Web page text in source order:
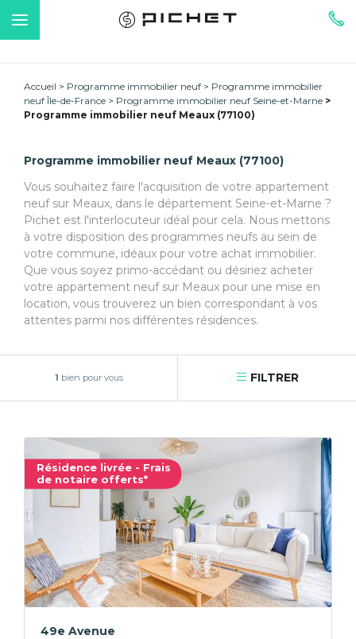
Accueil Programme immobilier neuf
Programme immobilier
neuf Île-de-France
Programme immobilier neuf Seine-et-Marne
Programme immobilier neuf Meaux (77100)
Programme immobilier neuf Meaux (77100)
Vous souhaitez faire l'acquisition de votre appartement
neuf sur Meaux, dans le département Seine-et-Marne ?
Pichet est l'interlocuteur idéal pour cela. Nous mettons
à votre disposition des programmes neufs au sein de
votre commune, idéaux pour votre achat immobilier.
Que vous soyez primo-accédant ou désiriez acheter
votre appartement neuf sur Meaux pour une mise en
location, vous trouverez un bien correspondant à vos
attentes parmi nos différentes résidences.
1 bien pour vous FILTRER
Résidence livrée - Frais
de notaire offerts*
49e Avenue